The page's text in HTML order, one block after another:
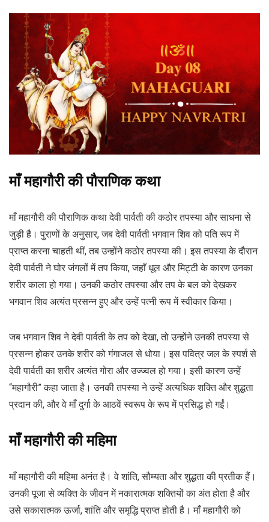
माँ महागौरी की पौराणिक कथा
माँ महागौरी की पौराणिक कथा देवी पार्वती की कठोर तपस्या और साधना से
जुड़ी है। पुराणों के अनुसार, जब देवी पार्वती भगवान शिव को पति रूप में
प्राप्त करना चाहती थीं, तब उन्होंने कठोर तपस्या की। इस तपस्या के दौरान
देवी पार्वती ने घोर जंगलों में तप किया, जहाँ धूल और मिट्टी के कारण उनका
शरीर काला हो गया। उनकी कठोर तपस्या और तप के बल को देखकर
भगवान शिव अत्यंत प्रसन्न हुए और उन्हें पत्नी रूप में स्वीकार किया।
जब भगवान शिव ने देवी पार्वती के तप को देखा, तो उन्होंने उनकी तपस्या से
प्रसन्न होकर उनके शरीर को गंगाजल से धोया। इस पवित्र जल के स्पर्श से
देवी पार्वती का शरीर अत्यंत गोरा और उज्ज्वल हो गया। इसी कारण उन्हें
“महागौरी” कहा जाता है। उनकी तपस्या ने उन्हें अत्यधिक शक्ति और शुद्धता
प्रदान की, और वे माँ दुर्गा के आठवें स्वरूप के रूप में प्रसिद्ध हो गईं।
माँ महागौरी की महिमा
माँ महागौरी की महिमा अनंत है। वे शांति, सौम्यता और शुद्धता की प्रतीक हैं।
उनकी पूजा से व्यक्ति के जीवन में नकारात्मक शक्तियों का अंत होता है और
उसे सकारात्मक ऊर्जा, शांति और समृद्धि प्राप्त होती है। माँ महागौरी को